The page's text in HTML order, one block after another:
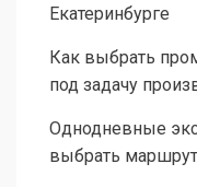
Екатеринбурге
Как выбрать
под задачу
Однодневные
выбрать